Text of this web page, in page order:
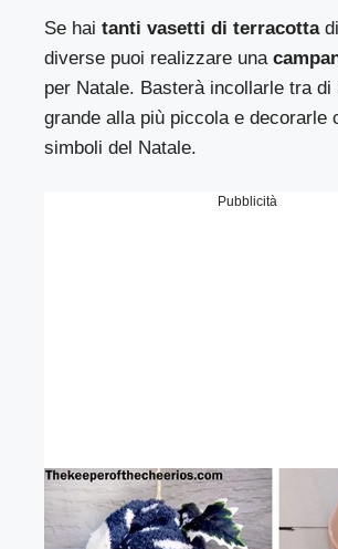
Se haitanti vasetti di terracottadi
diverse puoi realizzare una
per Natale. Basterà incollarle tra di
grande alla più piccola e decorarle
simboli del Natale.
Pubblicità